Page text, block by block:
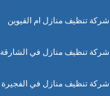
شركة تنظيف منازل ام القيوين
شركة تنظيف منازل في الشارقة
شركة تنظيف منازل في الفجيرة